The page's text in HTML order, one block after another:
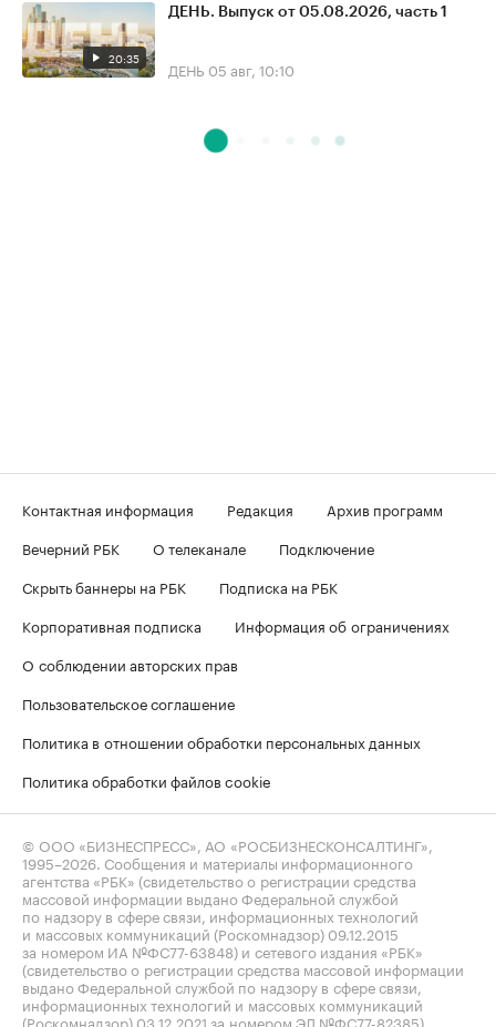
20:35
ДЕНЬ. Выпуск от 05.08.2026, часть 1
ДЕНЬ 05 авг, 10:10
Контактная информация Редакция
Архив программ
Вечерний РБК
О телеканале
Подключение
Скрыть баннеры на РБК
Подписка на РБК
Корпоративная подписка
Информация об ограничениях
О соблюдении авторских прав
Пользовательское соглашение
Политика в отношении обработки персональных данных
Политика обработки файлов cookie
© ООО «БИЗНЕСПРЕСС», АО «РОСБИЗНЕСКОНСАЛТИНГ»,
1995–2026 . Сообщения и материалы информационного
агентства «РБК» (свидетельство о регистрации средства
массовой информации выдано Федеральной службой
по надзору в сфере связи, информационных технологий
и массовых коммуникаций (Роскомнадзор) 09.12.2015
за номером ИА №ФС77-63848) и сетевого издания «РБК»
(свидетельство о регистрации средства массовой информации
выдано Федеральной службой по надзору в сфере связи,
информационных технологий и массовых коммуникаций
(Роскомнадзор) 03.12.2021 за номером ЭЛ №ФС77-82385)